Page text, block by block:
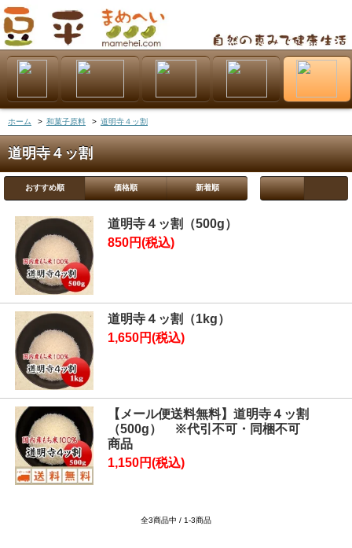
ホーム > 和菓子原料 > 道明寺４ッ割
道明寺４ッ割
おすすめ順 価格順 新着順
道明寺４ッ割（500g）
850円(税込)
道明寺４ッ割（1kg）
1,650円(税込)
【メール便送料無料】道明寺４ッ割
（500g） ※代引不可・同梱不可
商品
1,150円(税込)
全3商品中 / 1-3商品